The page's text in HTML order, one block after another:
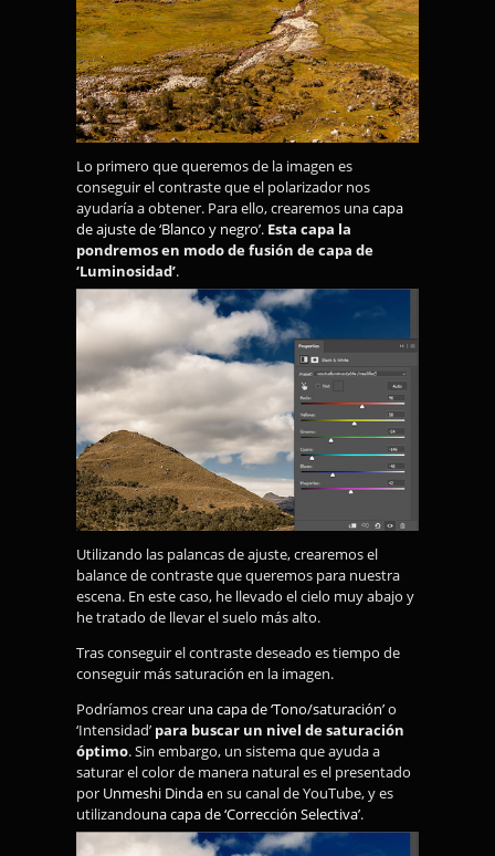
Lo primero que queremos de la imagen es
conseguir el contraste que el polarizador nos
ayudaría a obtener. Para ello, crearemos unacapa
de ajuste de ‘Blanco y negro’. Esta capa la
pondremos en modo de fusión de capa de
‘Luminosidad’.
Utilizando las palancas de ajuste, crearemos el
balance de contraste que queremos para nuestra
escena. En este caso, he llevado el cielo muy abajo y
he tratado de llevar el suelo más alto.
Tras conseguir el contraste deseado es tiempo de
conseguir más saturación en la imagen.
Podríamos crear una capa de ‘Tono/saturación’o
‘Intensidad’ para buscar un nivel de saturación
óptimo. Sin embargo, un sistema que ayuda a
saturar el color de manera natural es el presentado
por Unmeshi Dindaen su canal de YouTube, y es
utilizandouna capa de ‘Corrección Selectiva’.